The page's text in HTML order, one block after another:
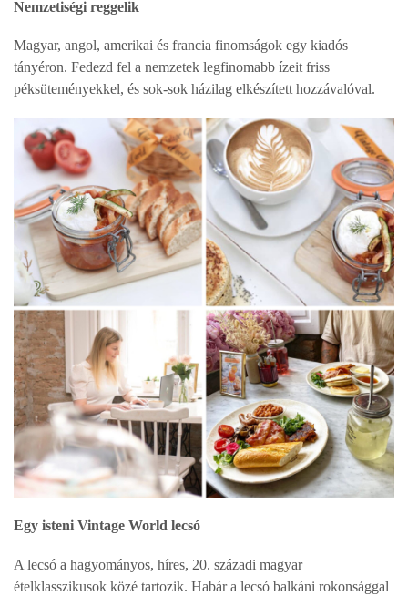
Nemzetiségi reggelik
Magyar, angol, amerikai és francia finomságok egy kiadós
tányéron. Fedezd fel a nemzetek legfinomabb ízeit friss
péksüteményekkel, és sok-sok házilag elkészített hozzávalóval.
Egy isteni Vintage World lecsó
A lecsó a hagyományos, híres, 20. századi magyar
ételklasszikusok közé tartozik. Habár a lecsó balkáni rokonsággal